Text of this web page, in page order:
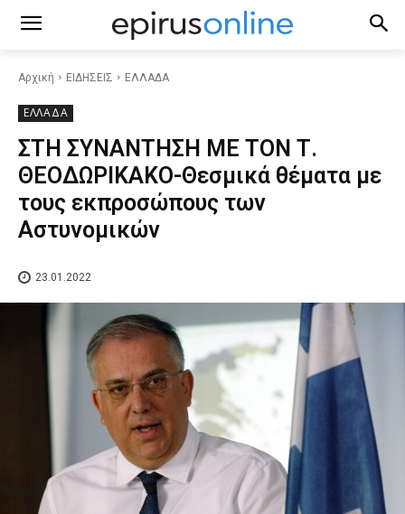
Αρχική ΕΙΔΗΣΕΙΣ ΕΛΛΑΔΑ
ΕΛΛΑΔΑ
ΣΤΗ ΣΥΝΑΝΤΗΣΗ ΜΕ ΤΟΝ Τ.
ΘΕΟΔΩΡΙΚΑΚΟ-Θεσμικά θέματα με
τους εκπροσώπους των
Αστυνομικών
23.01.2022